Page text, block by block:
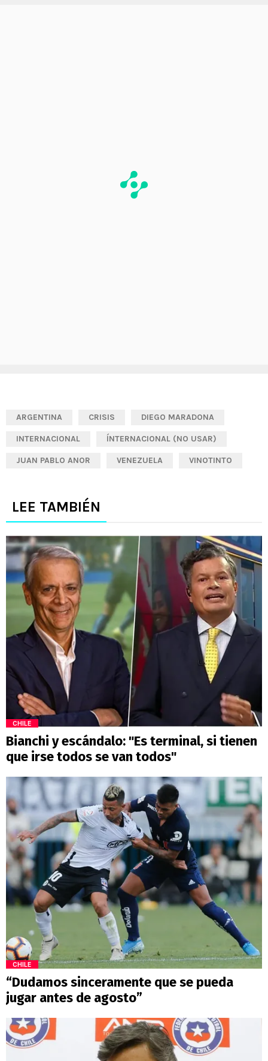
ARGENTINA CRISIS DIEGO MARADONA
INTERNACIONAL ÍNTERNACIONAL (NO USAR)
JUAN PABLO ANOR VENEZUELA VINOTINTO
LEE TAMBIÉN
CHILE
Bianchi y escándalo: "Es terminal, si tienen
que irse todos se van todos"
CHILE
“Dudamos sinceramente que se pueda
jugar antes de agosto”